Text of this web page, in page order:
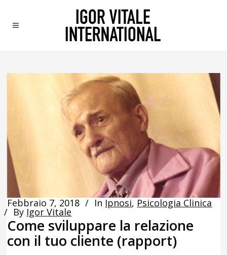
Febbraio 7, 2018 In Ipnosi, Psicologia Clinica
By Igor Vitale
Come sviluppare la relazione
con il tuo cliente (rapport)